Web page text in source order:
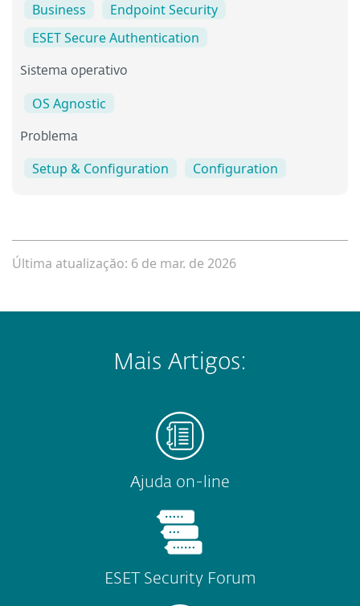
Business
Endpoint Security
ESET Secure Authentication
Sistema operativo
OS Agnostic
Problema
Setup & Configuration Configuration
Última atualizaçăo: 6 de mar. de 2026
Mais Artigos:
Ajuda on-line
ESET Security Forum